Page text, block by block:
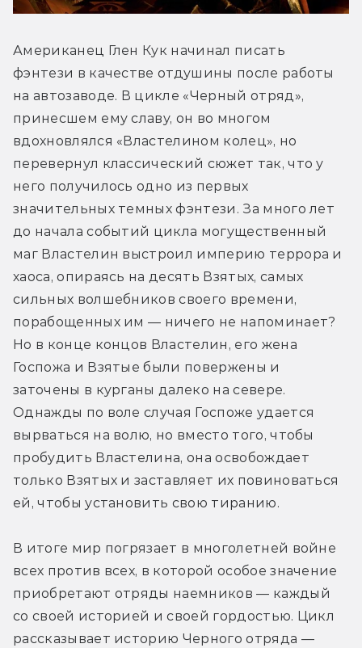
Американец Глен Кук начинал писать
фэнтези в качестве отдушины после работы
на автозаводе. В цикле «Черный отряд»,
принесшем ему славу, он во многом
вдохновлялся «Властелином колец», но
перевернул классический сюжет так, что у
него получилось одно из первых
значительных темных фэнтези. За много лет
до начала событий цикла могущественный
маг Властелин выстроил империю террора и
хаоса, опираясь на десять Взятых, самых
сильных волшебников своего времени,
порабощенных им — ничего не напоминает?
Но в конце концов Властелин, его жена
Госпожа и Взятые были повержены и
заточены в курганы далеко на севере.
Однажды по воле случая Госпоже удается
вырваться на волю, но вместо того, чтобы
пробудить Властелина, она освобождает
только Взятых и заставляет их повиноваться
ей, чтобы установить свою тиранию.
В итоге мир погрязает в многолетней войне
всех против всех, в которой особое значение
приобретают отряды наемников — каждый
со своей историей и своей гордостью. Цикл
рассказывает историю Черного отряда —